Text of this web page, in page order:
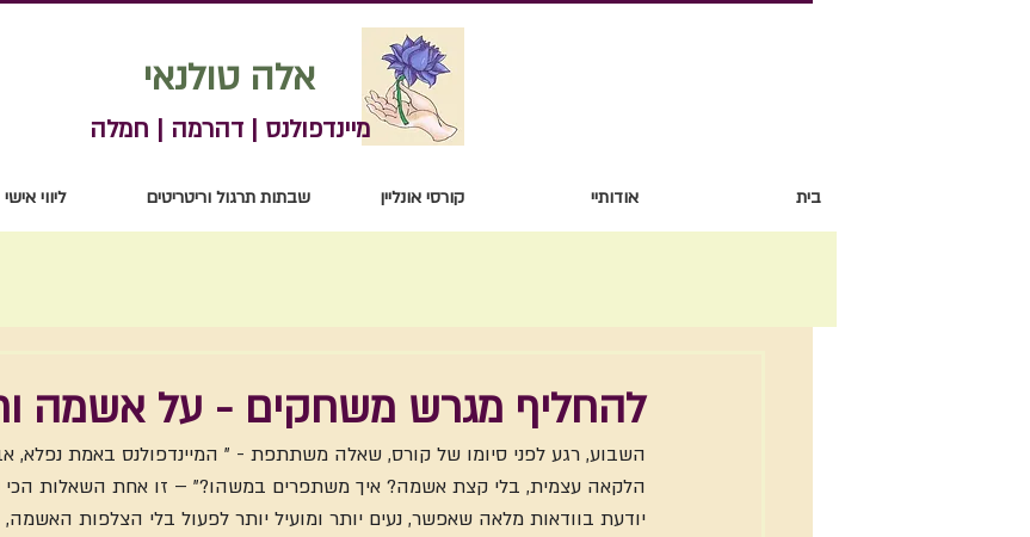
אלה טולנאי
מיינדפולנס | דהרמה | חמלה
בית אודותיי קורסי אונליין שבתות תרגול וריטריטים ליווי אישי
להחליף מגרש משחקים - על אשמה
השבוע, רגע לפני סיומו של קורס, שאלה משתתפת - " המיינדפולנס באמת נפלא,
הלקאה עצמית, בלי קצת אשמה? איך משתפרים במשהו?" – זו אחת השאלות הכי
יודעת בוודאות מלאה שאפשר, נעים יותר ומועיל יותר לפעול בלי הצלפות